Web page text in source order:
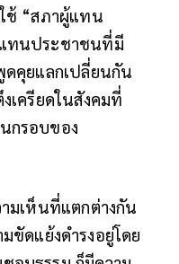
ช้ “สภาผู้แทน
ทนประชาชนที่มี
ดคุยแลกเปลี่ยนกัน
เครียดในสังคมที่
กรอบของ
มเห็นที่แตกต่างกัน
ขัดแย้งดำรงอยู่โดย